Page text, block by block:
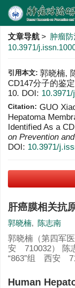
文章导航 > 肿瘤
10.3971/
引用本文: 郭晓楠,
CD147分子的鉴
10. DOI:
Citation: GUO
Hepatoma
Identified As a
on Prevention
DOI: 10.3971/
肝癌膜相关抗
郭晓楠, 陈志南
郭晓楠（第四军
安 710032） 陈
“863”组 西安
Human